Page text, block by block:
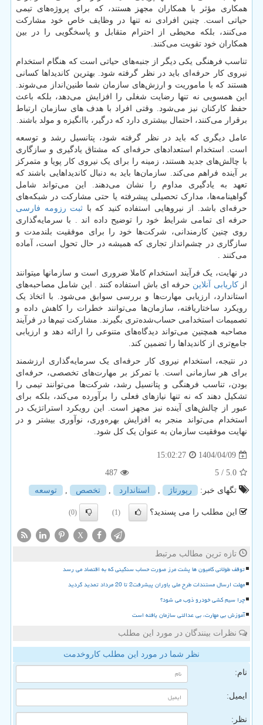
همکاری مؤثر با همکاران مجهز هستند، که برای پروژه‌های تیمی
حیاتی است. چنین افرادی نه تنها در وظایف خاص خود مشارکت
می‌کنند، بلکه محیطی از احترام متقابل و پاسخگویی را در بین
همکاران خود تقویت می‌کنند.
تناسب فرهنگی یکی دیگر از جنبه‌های حیاتی است که هنگام استخدام
نیروی کار حرفه‌ای باید در نظر گرفته شود. بهترین کاندیداها کسانی
هستند که با ماموریت و ارزش‌های سازمان شما طنین‌انداز می‌شوند.
این همسویی نه تنها رضایت شغلی را افزایش می‌دهد، بلکه باعث
حفظ کارکنان نیز می‌شود. وقتی افراد با هدف های سازمان ارتباط
برقرار می‌کنند، احتمال بیشتری دارد که درگیر، باانگیزه و مولد باشند.
عامل دیگری که باید در نظر گرفته شود، پتانسیل رشد و توسعه
است. استخدام استعدادهای حرفه‌ای که مشتاق یادگیری و سازگاری
با چالش‌های جدید هستند، زمینه را برای یک نیروی کار پویا و متمرکز
بر آینده فراهم می‌کند. سازمان‌ها باید به دنبال کاندیداهایی باشند که
تعهد به یادگیری مداوم را نشان می‌دهند. این می‌تواند شامل
گواهینامه‌ها، مدارک تحصیلی پیشرفته یا حتی مشارکت در شبکه‌های
حرفه‌ای باشد. از نیروهایی استفاده کنید که با ثبت رزومه فارسی
حرفه ای تمامی شرایط خود را توضیح داده اند . با سرمایه‌گذاری
روی چنین کارمندانی، شرکت‌ها خود را برای موفقیت بلندمدت و
سازگاری در چشم‌انداز تجاری که همیشه در حال تحول است، آماده
می‌کنند .
در نهایت، یک فرآیند استخدام کاملا ضروری است و سازمانها میتوانند
ازکاریابی آنلاین حرفه ای باش استفاده کنند . این شامل مصاحبه‌های
استاندارد، ارزیابی مهارت‌ها و بررسی سوابق می‌شود. با اتخاذ یک
رویکرد ساختاریافته، سازمان‌ها می‌توانند خطرات را کاهش داده و
تصمیمات استخدامی حساب‌شده‌تری بگیرند. مشارکت تیم‌ها در فرآیند
مصاحبه همچنین می‌تواند دیدگاه‌های متنوعی را ارائه دهد و ارزیابی
جامع‌تری از کاندیداها را تضمین کند.
در نتیجه، استخدام نیروی کار حرفه‌ای یک سرمایه‌گذاری ارزشمند
برای هر سازمانی است. با تمرکز بر مهارت‌های تخصصی، حرفه‌ای
بودن، تناسب فرهنگی و پتانسیل رشد، شرکت‌ها می‌توانند تیمی را
تشکیل دهند که نه تنها نیازهای فعلی را برآورده می‌کند، بلکه برای
عبور از چالش‌های آینده نیز مجهز است. این رویکرد استراتژیک در
استخدام می‌تواند منجر به افزایش بهره‌وری، نوآوری بیشتر و در
نهایت موفقیت سازمان به عنوان یک کل شود.
1404/04/09
15:02:27
5.0
/ 5
487
تگهای خبر:
رپورتاژ , استاندارد , تخصص , توسعه
این مطلب را می پسندید؟ (1)
(0)
X
تازه ترین مطالب مرتبط
توقف طولانی کامیون ها پشت مرز صورت حساب سنگینی که به اقتصاد می رسد
مهلت ارسال مستندات طرح ملی یاوران پیشرفت2 تا 20 مرداد تمدید گردید
چرا سیم کشی خودرو ذوب می شود؟
آموزش بی مهارت، بی عدالتی سازمان یافته است
نظرات بینندگان در مورد این مطلب
نظر شما در مورد این مطلب کاروخدمت
نام:
ایمیل:
نظر: